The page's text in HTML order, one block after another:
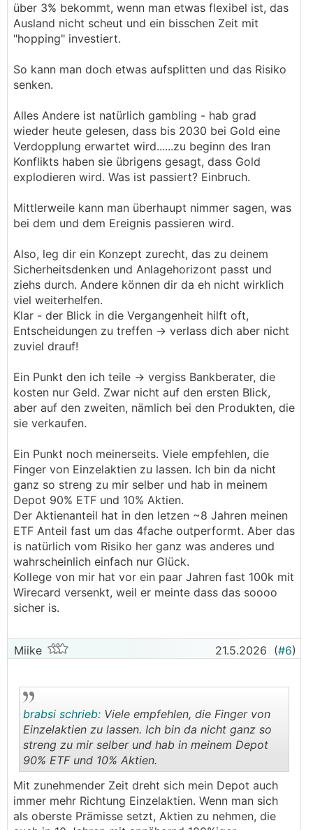
über 3% bekommt, wenn man etwas flexibel ist, das
Ausland nicht scheut und ein bisschen Zeit mit
"hopping" investiert.
So kann man doch etwas aufsplitten und das Risiko
senken.
Alles Andere ist natürlich gambling - hab grad
wieder heute gelesen, dass bis 2030 bei Gold eine
Verdopplung erwartet wird......zu beginn des Iran
Konflikts haben sie übrigens gesagt, dass Gold
explodieren wird. Was ist passiert? Einbruch.
Mittlerweile kann man überhaupt nimmer sagen, was
bei dem und dem Ereignis passieren wird.
Also, leg dir ein Konzept zurecht, das zu deinem
Sicherheitsdenken und Anlagehorizont passt und
ziehs durch. Andere können dir da eh nicht wirklich
viel weiterhelfen.
Klar - der Blick in die Vergangenheit hilft oft,
Entscheidungen zu treffen -> verlass dich aber nicht
zuviel drauf!
Ein Punkt den ich teile -> vergiss Bankberater, die
kosten nur Geld. Zwar nicht auf den ersten Blick,
aber auf den zweiten, nämlich bei den Produkten, die
sie verkaufen.
Ein Punkt noch meinerseits. Viele empfehlen, die
Finger von Einzelaktien zu lassen. Ich bin da nicht
ganz so streng zu mir selber und hab in meinem
Depot 90% ETF und 10% Aktien.
Der Aktienanteil hat in den letzen ~8 Jahren meinen
ETF Anteil fast um das 4fache outperformt. Aber das
is natürlich vom Risiko her ganz was anderes und
wahrscheinlich einfach nur Glück.
Kollege von mir hat vor ein paar Jahren fast 100k mit
Wirecard versenkt, weil er meinte dass das soooo
sicher is.
Miike 21.5.2026 (#6)
..
brabsi schrieb: Viele empfehlen, die Finger von
Einzelaktien zu lassen. Ich bin da nicht ganz so
streng zu mir selber und hab in meinem Depot
90% ETF und 10% Aktien.
Mit zunehmender Zeit dreht sich mein Depot auch
immer mehr Richtung Einzelaktien. Wenn man sich
als oberste Prämisse setzt, Aktien zu nehmen, die